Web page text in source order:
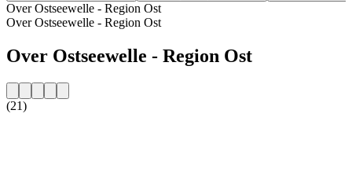
Over Ostseewelle - Region Ost
Over Ostseewelle - Region Ost
Over Ostseewelle - Region Ost
(21)